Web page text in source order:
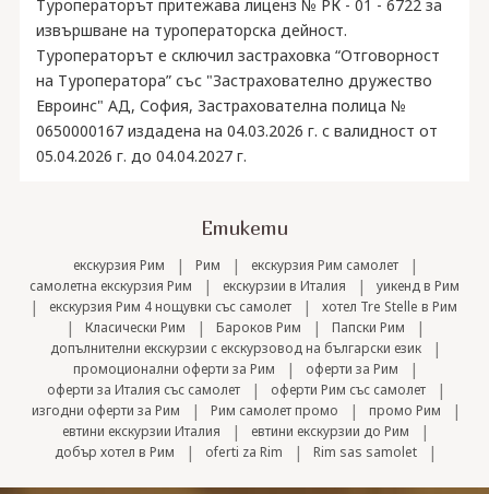
Туроператорът притежава лиценз № РК - 01 - 6722 за
извършване на туроператорска дейност.
Туроператорът е сключил застраховка “Отговорност
на Туроператора” със "Застрахователно дружество
Евроинс" АД, София, Застрахователна полица №
0650000167 издадена на 04.03.2026 г. с валидност от
05.04.2026 г. до 04.04.2027 г.
Етикети
екскурзия Рим | Рим | екскурзия Рим самолет |
самолетна екскурзия Рим | екскурзии в Италия | уикенд в Рим
| екскурзия Рим 4 нощувки със самолет | хотел Tre Stelle в Рим
| Класически Рим | Бароков Рим | Папски Рим |
допълнителни екскурзии с екскурзовод на български език |
промоционални оферти за Рим | оферти за Рим |
оферти за Италия със самолет | оферти Рим със самолет |
изгодни оферти за Рим | Рим самолет промо | промо Рим |
евтини екскурзии Италия | евтини екскурзии до Рим |
добър хотел в Рим | oferti za Rim | Rim sas samolet |